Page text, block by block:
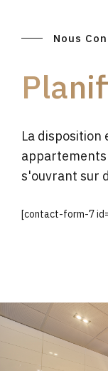
Nous
La disposition
s'ouvrant sur
[contact-form-7